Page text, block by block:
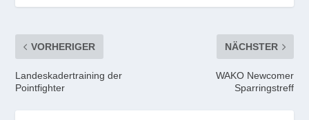
VORHERIGER
Landeskadertraining der
Pointfighter
NÄCHSTER
WAKO Newcomer
Sparringstreff